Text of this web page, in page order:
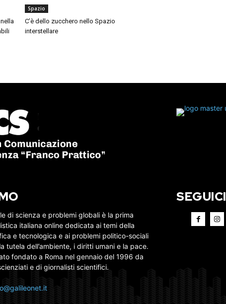
Spazio
C’è dello zucchero nello Spazio
interstellare
di scienza e problemi globali è la prima
italiana online dedicata ai temi della
e tecnologica e ai problemi politico-sociali
tutela dell’ambiente, i diritti umani e la pace.
fondato a Roma nel gennaio del 1996 da
e di giornalisti scientifici.
SEGUICI